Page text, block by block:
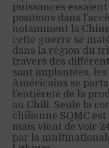
puissances
positions dans
notamment la
cette guerre se
dans la région du
travers des
sont implantées,
Américains se
l’entièreté de la
au Chili. Seule la
chilienne SQMC
mais vient de voir
par la